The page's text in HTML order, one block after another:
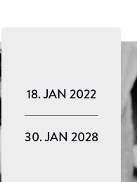
18. JAN 2022
30. JAN 2028